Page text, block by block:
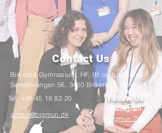
Contact Us
Birkerød Gymnasium, HF, IB og Kostskole.
Søndervangen 56, 3460 Birkerød - Denmark
Tel. +45 45 16 82 20
admin@bigmun.dk
Follow Us
Instagram
@bigmun.2027